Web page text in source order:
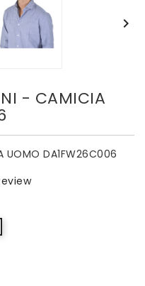

- CAMICIA
UOMO DA1FW26C006